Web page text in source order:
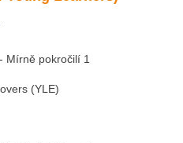
Mírně pokročilí 1
(YLE)